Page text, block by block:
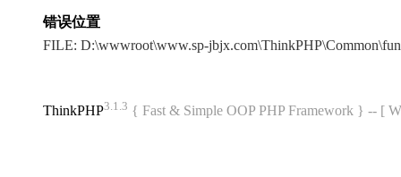
错误位置
FILE: D:\wwwroot\www.sp-
ThinkPHP3.1.3 { Fast & Simple OOP PHP Framework } -- [